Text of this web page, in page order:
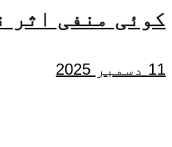
کوئی منفی اثر
11 دسمبر 2025